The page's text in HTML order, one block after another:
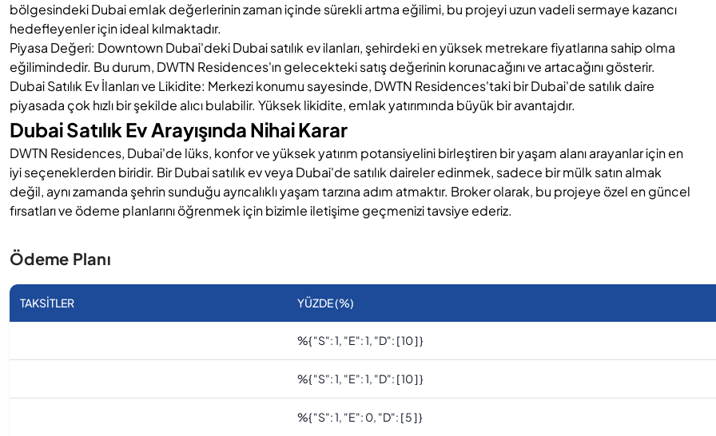
bölgesindeki Dubai emlak değerlerinin zaman içinde sürekli artma eğilimi, bu projeyi uzun vadeli sermaye kazancı
hedefleyenler için ideal kılmaktadır.
Piyasa Değeri: Downtown Dubai'deki Dubai satılık ev ilanları, şehirdeki en yüksek metrekare fiyatlarına sahip olma
eğilimindedir. Bu durum, DWTN Residences'ın gelecekteki satış değerinin korunacağını ve artacağını gösterir.
Dubai Satılık Ev İlanları ve Likidite: Merkezi konumu sayesinde, DWTN Residences'taki bir Dubai'de satılık daire
piyasada çok hızlı bir şekilde alıcı bulabilir. Yüksek likidite, emlak yatırımında büyük bir avantajdır.
Dubai Satılık Ev Arayışında Nihai Karar
DWTN Residences, Dubai'de lüks, konfor ve yüksek yatırım potansiyelini birleştiren bir yaşam alanı arayanlar için en
iyi seçeneklerden biridir. Bir Dubai satılık ev veya Dubai'de satılık daireler edinmek, sadece bir mülk satın almak
değil, aynı zamanda şehrin sunduğu ayrıcalıklı yaşam tarzına adım atmaktır. Broker olarak, bu projeye özel en güncel
fırsatları ve ödeme planlarını öğrenmek için bizimle iletişime geçmenizi tavsiye ederiz.
Ödeme Planı
TAKSITLER YÜZDE (%)
%{ "s": 1, "e": 1, "d": [ 10 ] }
%{ "s": 1, "e": 1, "d": [ 10 ] }
%{ "s": 1, "e": 0, "d": [ 5 ] }